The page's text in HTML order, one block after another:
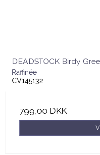
DEADSTOCK Birdy
Raffinée
CV145132
799,00 DKK